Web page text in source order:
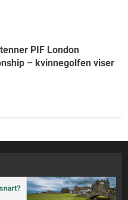
PIF London
– kvinnegolfen viser